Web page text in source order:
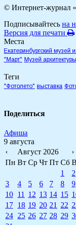
© Интернет-журнал
Подписывайтесь на
Версия для печати
Места
Екатеринбургский музей
"Март" Музей
Теги
"Фотолето" выставка
Поделиться
Афиша
9 августа
‹
Август 2026
›
Пн Вт Ср Чт Пт Сб
1
2
3
4 5 6 7 8
9
10 11 12 13 14 15
17 18 19 20 21 22
24 25 26 27 28 29